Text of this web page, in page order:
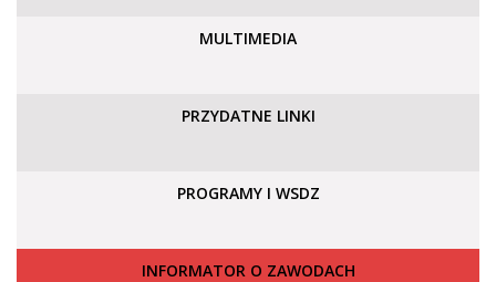
MULTIMEDIA
PRZYDATNE LINKI
PROGRAMY I WSDZ
INFORMATOR O ZAWODACH